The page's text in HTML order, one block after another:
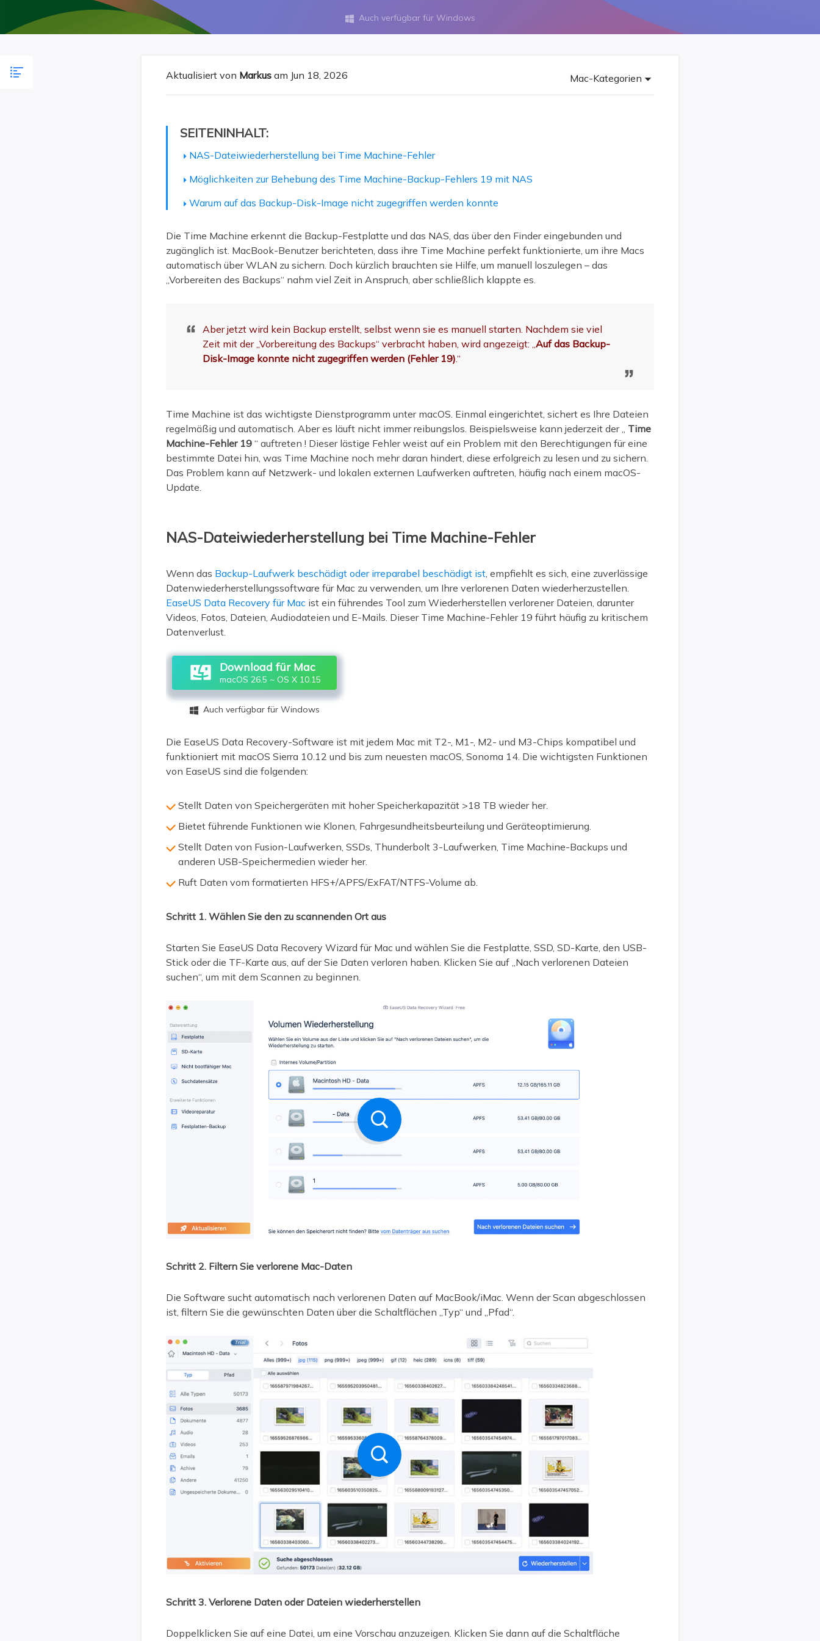
Exchange Recovery
EDB-Datei wiederherstellen & reparieren
MS SQL Recovery
MS SQL-Datenbank wiederherstellen
MSP Service
 Auch verfügbar für Windows
Aktualisiert von Markus am Jun 18, 2026 Mac-Kategorien
SEITENINHALT:
NAS-Dateiwiederherstellung bei Time Machine-Fehler
Möglichkeiten zur Behebung des Time Machine-Backup-Fehlers 19 mit NAS
Warum auf das Backup-Disk-Image nicht zugegriffen werden konnte
Die Time Machine erkennt die Backup-Festplatte und das NAS, das über den Finder eingebunden und
zugänglich ist. MacBook-Benutzer berichteten, dass ihre Time Machine perfekt funktionierte, um ihre Macs
automatisch über WLAN zu sichern. Doch kürzlich brauchten sie Hilfe, um manuell loszulegen – das
„Vorbereiten des Backups“ nahm viel Zeit in Anspruch, aber schließlich klappte es.
Aber jetzt wird kein Backup erstellt, selbst wenn sie es manuell starten. Nachdem sie viel
Zeit mit der „Vorbereitung des Backups“ verbracht haben, wird angezeigt: „Auf das Backup-
Disk-Image konnte nicht zugegriffen werden (Fehler 19).“
Time Machine ist das wichtigste Dienstprogramm unter macOS. Einmal eingerichtet, sichert es Ihre Dateien
regelmäßig und automatisch. Aber es läuft nicht immer reibungslos. Beispielsweise kann jederzeit der „ Time
Machine-Fehler 19 “ auftreten ! Dieser lästige Fehler weist auf ein Problem mit den Berechtigungen für eine
bestimmte Datei hin, was Time Machine noch mehr daran hindert, diese erfolgreich zu lesen und zu sichern.
Das Problem kann auf Netzwerk- und lokalen externen Laufwerken auftreten, häufig nach einem macOS-
Update.
NAS-Dateiwiederherstellung bei Time Machine-Fehler
Wenn das Backup-Laufwerk beschädigt oder irreparabel beschädigt ist, empfiehlt es sich, eine zuverlässige
Datenwiederherstellungssoftware für Mac zu verwenden, um Ihre verlorenen Daten wiederherzustellen.
EaseUS Data Recovery für Mac ist ein führendes Tool zum Wiederherstellen verlorener Dateien, darunter
Videos, Fotos, Dateien, Audiodateien und E-Mails. Dieser Time Machine-Fehler 19 führt häufig zu kritischem
Datenverlust.
Download für Mac
macOS 26.5 ~ OS X 10.15
 Auch verfügbar für Windows
Die EaseUS Data Recovery-Software ist mit jedem Mac mit T2-, M1-, M2- und M3-Chips kompatibel und
funktioniert mit macOS Sierra 10.12 und bis zum neuesten macOS, Sonoma 14. Die wichtigsten Funktionen
von EaseUS sind die folgenden:
Stellt Daten von Speichergeräten mit hoher Speicherkapazität >18 TB wieder her.
Bietet führende Funktionen wie Klonen, Fahrgesundheitsbeurteilung und Geräteoptimierung.
Stellt Daten von Fusion-Laufwerken, SSDs, Thunderbolt 3-Laufwerken, Time Machine-Backups und
anderen USB-Speichermedien wieder her.
Ruft Daten vom formatierten HFS+/APFS/ExFAT/NTFS-Volume ab.
Schritt 1. Wählen Sie den zu scannenden Ort aus
Starten Sie EaseUS Data Recovery Wizard für Mac und wählen Sie die Festplatte, SSD, SD-Karte, den USB-
Stick oder die TF-Karte aus, auf der Sie Daten verloren haben. Klicken Sie auf „Nach verlorenen Dateien
suchen“, um mit dem Scannen zu beginnen.
Schritt 2. Filtern Sie verlorene Mac-Daten
Die Software sucht automatisch nach verlorenen Daten auf MacBook/iMac. Wenn der Scan abgeschlossen
ist, filtern Sie die gewünschten Daten über die Schaltflächen „Typ“ und „Pfad“.
Schritt 3. Verlorene Daten oder Dateien wiederherstellen
Doppelklicken Sie auf eine Datei, um eine Vorschau anzuzeigen. Klicken Sie dann auf die Schaltfläche